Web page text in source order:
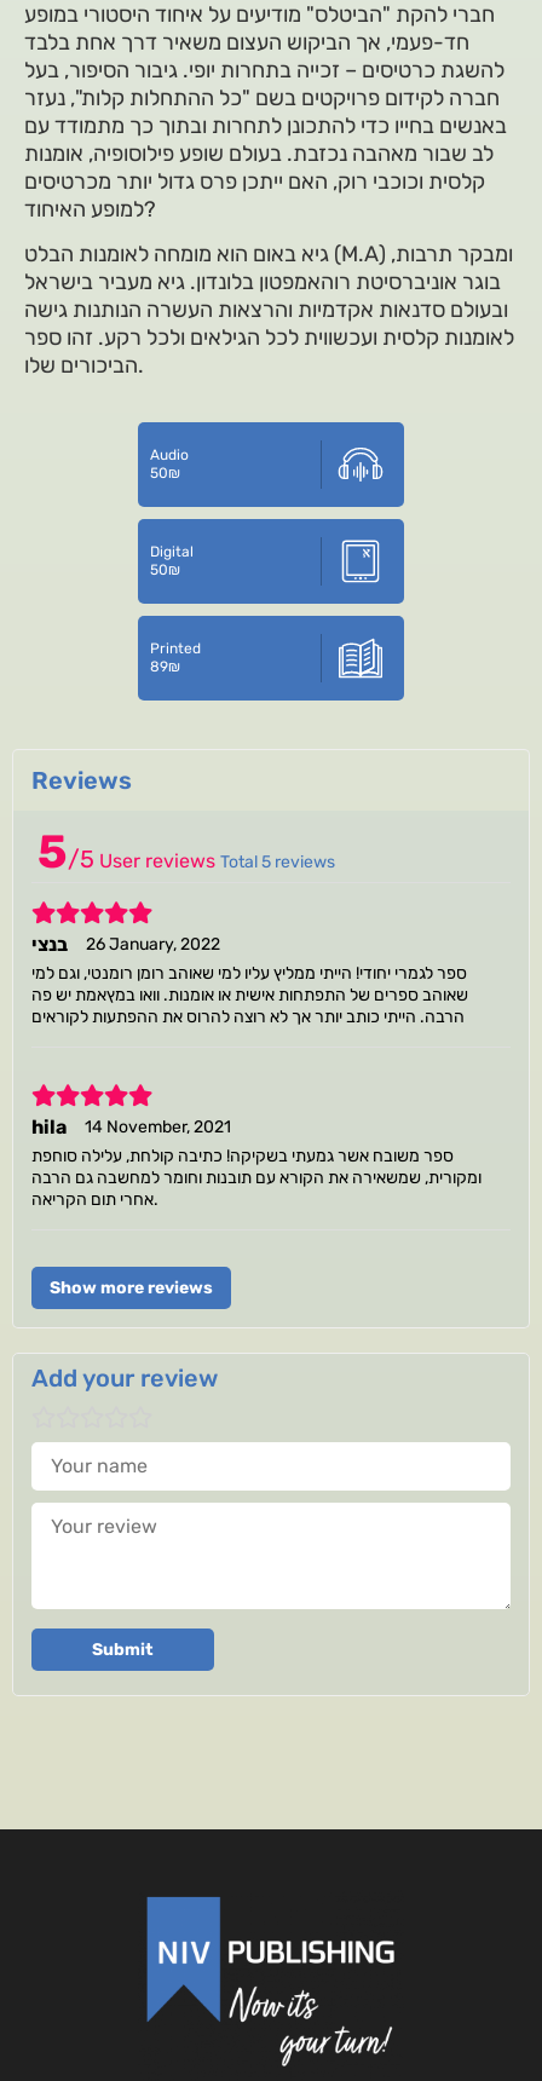
חברי להקת "הביטלס" מודיעים על איחוד היסטורי במופע
חד-פעמי, אך הביקוש העצום משאיר דרך אחת בלבד
להשגת כרטיסים – זכייה בתחרות יופי. גיבור הסיפור, בעל
חברה לקידום פרויקטים בשם "כל ההתחלות קלות", נעזר
באנשים בחייו כדי להתכונן לתחרות ובתוך כך מתמודד עם
לב שבור מאהבה נכזבת. בעולם שופע פילוסופיה, אומנות
קלסית וכוכבי רוק, האם ייתכן פרס גדול יותר מכרטיסים
למופע האיחוד?
גיא באום הוא מומחה לאומנות הבלט (M.A) ומבקר תרבות,
בוגר אוניברסיטת רוהאמפטון בלונדון. גיא מעביר בישראל
ובעולם סדנאות אקדמיות והרצאות העשרה הנותנות גישה
לאומנות קלסית ועכשווית לכל הגילאים ולכל רקע. זהו ספר
הביכורים שלו.
Audio
50₪
Digital
50₪
Printed
89₪
Reviews
5/5 User reviews Total 5 reviews
5
בנצי
26 January, 2022
ספר לגמרי יחודי! הייתי ממליץ עליו למי שאוהב רומן רומנטי, וגם למי
שאוהב ספרים של התפתחות אישית או אומנות. וואו במץאמת יש פה
הרבה. הייתי כותב יותר אך לא רוצה להרוס את ההפתעות לקוראים
5
hila
14 November, 2021
ספר משובח אשר גמעתי בשקיקה! כתיבה קולחת, עלילה סוחפת
ומקורית, שמשאירה את הקורא עם תובנות וחומר למחשבה גם הרבה
אחרי תום הקריאה.
Show more reviews
Add your review
Your name
Your review
Submit